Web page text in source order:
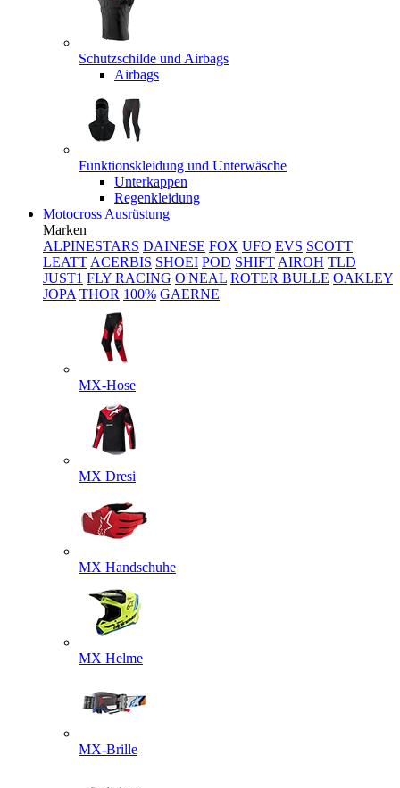
Schutzschilde und Airbags
Airbags
Funktionskleidung und Unterwäsche
Unterkappen
Regenkleidung
Motocross Ausrüstung
Marken
ALPINESTARS DAINESE FOX UFO EVS SCOTT
LEATT ACERBIS SHOEI POD SHIFT AIROH TLD
JUST1 FLY RACING O'NEAL ROTER BULLE OAKLEY
JOPA THOR 100% GAERNE
MX-Hose
MX Dresi
MX Handschuhe
MX Helme
MX-Brille